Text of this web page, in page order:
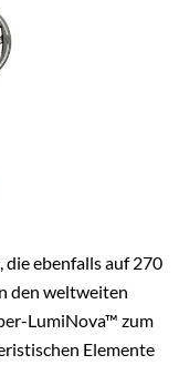
ebenfalls auf 270
den weltweiten
LumiNova™ zum
Elemente